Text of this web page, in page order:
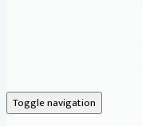
Toggle navigation